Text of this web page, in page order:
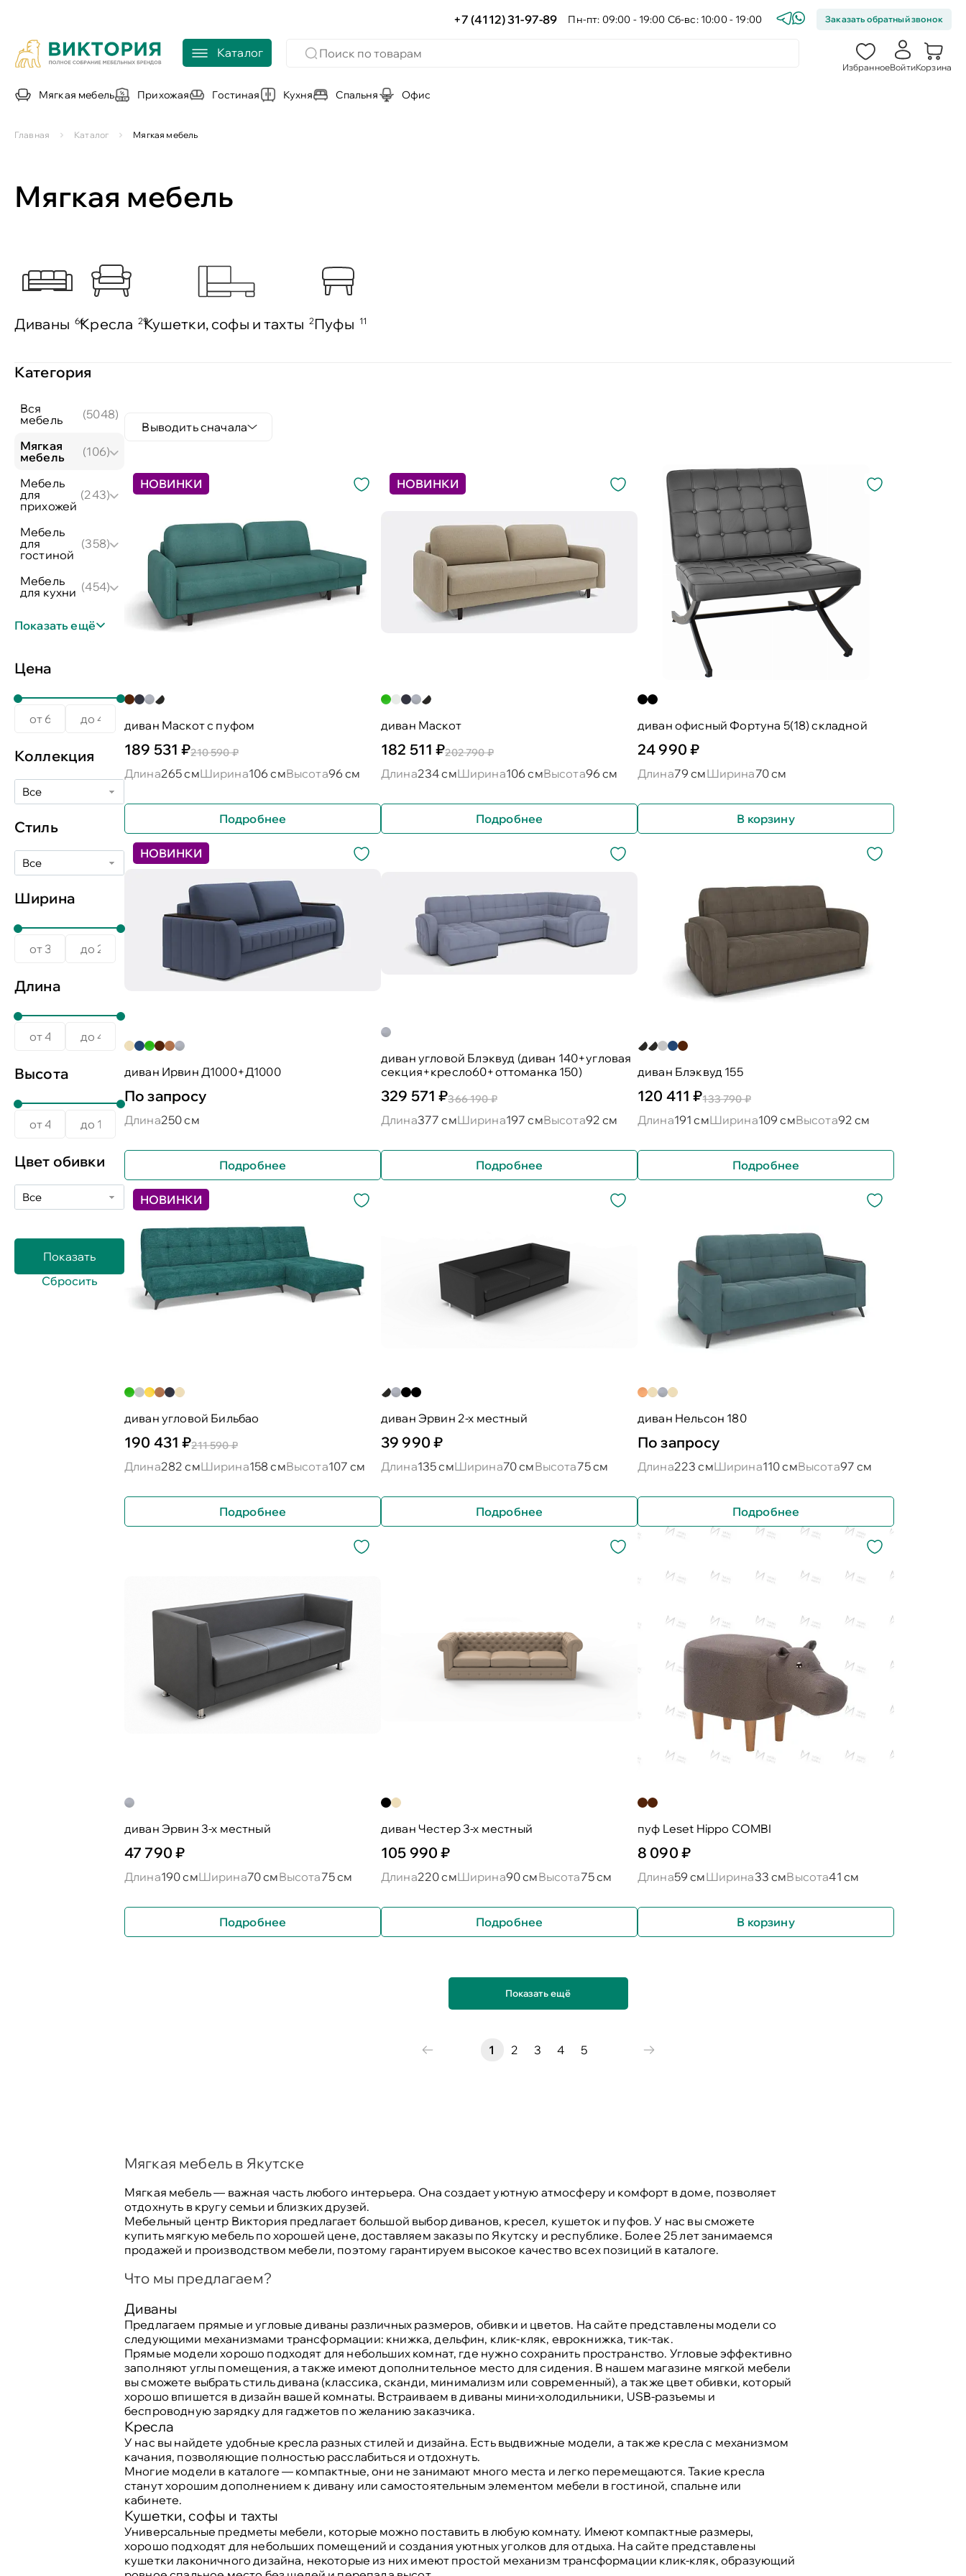
+7 (4112) 31-97-89 Пн-пт: 09:00 - 19:00 Сб-вс: 10:00 - 19:00 Заказать обратный звонок
Каталог
ИзбранноеВойтиКорзина
Мягкая мебель Прихожая Гостиная Кухня Спальня Офис
Главная Каталог Мягкая мебель
Мягкая мебель
Диваны 66Кресла 29Кушетки, софы и тахты 2Пуфы 11
Категория
вся
мебель
(5048)
мягкая
мебель
(106)
мебель
для
прихожей
(243)
мебель
для
гостиной
(358)
мебель
для кухни (454)
Показать ещё
Цена
Коллекция
Все
Стиль
Все
Ширина
Длина
Высота
Цвет обивки
Все
Выводить сначала
НОВИНКИ
диван Маскот с пуфом
189 531 ₽210 590 ₽
Длина265 смШирина106 смВысота96 см
Подробнее
НОВИНКИ
диван Маскот
182 511 ₽202 790 ₽
Длина234 смШирина106 смВысота96 см
Подробнее
диван офисный Фортуна 5(18) складной
24 990 ₽
Длина79 смШирина70 см
В корзину
НОВИНКИ
диван Ирвин Д1000+Д1000
По запросу
Длина250 см
Подробнее
диван угловой Блэквуд (диван 140+угловая
секция+кресло60+оттоманка 150)
329 571 ₽366 190 ₽
Длина377 смШирина197 смВысота92 см
Подробнее
диван Блэквуд 155
120 411 ₽133 790 ₽
Длина191 смШирина109 смВысота92 см
Подробнее
НОВИНКИ
диван угловой Бильбао
190 431 ₽211 590 ₽
Длина282 смШирина158 смВысота107 см
Подробнее
диван Эрвин 2-х местный
39 990 ₽
Длина135 смШирина70 смВысота75 см
Подробнее
диван Нельсон 180
По запросу
Длина223 смШирина110 смВысота97 см
Подробнее
диван Эрвин 3-х местный
47 790 ₽
Длина190 смШирина70 смВысота75 см
Подробнее
диван Честер 3-х местный
105 990 ₽
Длина220 смШирина90 смВысота75 см
Подробнее
пуф Leset Hippo COMBI
8 090 ₽
Длина59 смШирина33 смВысота41 см
В корзину
Показать ещё
1 2 3 4 5
Мягкая мебель в Якутске
Мягкая мебель — важная часть любого интерьера. Она создает уютную атмосферу и комфорт в доме, позволяет
отдохнуть в кругу семьи и близких друзей.
Мебельный центр Виктория предлагает большой выбор диванов, кресел, кушеток и пуфов. У нас вы сможете
купить мягкую мебель по хорошей цене, доставляем заказы по Якутску и республике. Более 25 лет занимаемся
продажей и производством мебели, поэтому гарантируем высокое качество всех позиций в каталоге.
Что мы предлагаем?
Диваны
Предлагаем прямые и угловые диваны различных размеров, обивки и цветов. На сайте представлены модели со
следующими механизмами трансформации: книжка, дельфин, клик-кляк, еврокнижка, тик-так.
Прямые модели хорошо подходят для небольших комнат, где нужно сохранить пространство. Угловые эффективно
заполняют углы помещения, а также имеют дополнительное место для сидения. В нашем магазине мягкой мебели
вы сможете выбрать стиль дивана (классика, сканди, минимализм или современный), а также цвет обивки, который
хорошо впишется в дизайн вашей комнаты. Встраиваем в диваны мини-холодильники, USB-разъемы и
беспроводную зарядку для гаджетов по желанию заказчика.
Кресла
У нас вы найдете удобные кресла разных стилей и дизайна. Есть выдвижные модели, а также кресла с механизмом
качания, позволяющие полностью расслабиться и отдохнуть.
Многие модели в каталоге — компактные, они не занимают много места и легко перемещаются. Такие кресла
станут хорошим дополнением к дивану или самостоятельным элементом мебели в гостиной, спальне или
кабинете.
Кушетки, софы и тахты
Универсальные предметы мебели, которые можно поставить в любую комнату. Имеют компактные размеры,
хорошо подходят для небольших помещений и создания уютных уголков для отдыха. На сайте представлены
кушетки лаконичного дизайна, некоторые из них имеют простой механизм трансформации клик-кляк, образующий